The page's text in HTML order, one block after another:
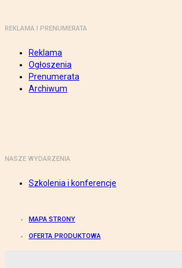
REKLAMA I PRENUMERATA
Reklama
Ogłoszenia
Prenumerata
Archiwum
NASZE WYDARZENIA
Szkolenia i konferencje
MAPA STRONY
OFERTA PRODUKTOWA